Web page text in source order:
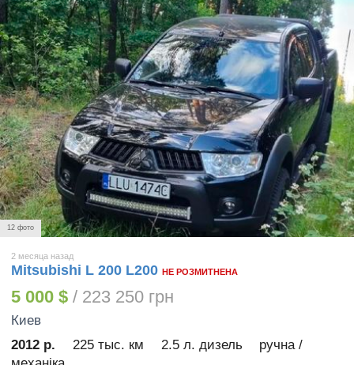
12 фото
2 месяца назад
Mitsubishi L 200 L200 НЕ РОЗМИТНЕНА
5 000 $ / 223 250 грн
Киев
2012 р.
225 тыс. км 2.5 л. дизель
ручна /